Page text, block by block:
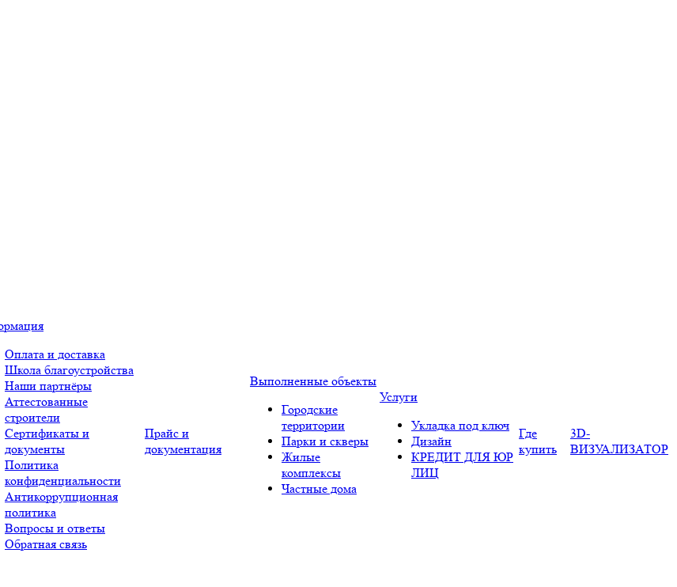
Оплата и доставка
Школа благоустройства
Наши партнёры
Аттестованные
строители
Сертификаты и
документы
Политика
конфиденциальности
Антикоррупционная
политика
Вопросы и ответы
Обратная связь
Прайс и
документация
Выполненные объекты
Городские
территории
Парки и скверы
Жилые
комплексы
Частные дома
Услуги
Укладка под ключ
Дизайн
КРЕДИТ ДЛЯ ЮР
ЛИЦ
Где
купить
3D-
ВИЗУАЛИЗАТОР